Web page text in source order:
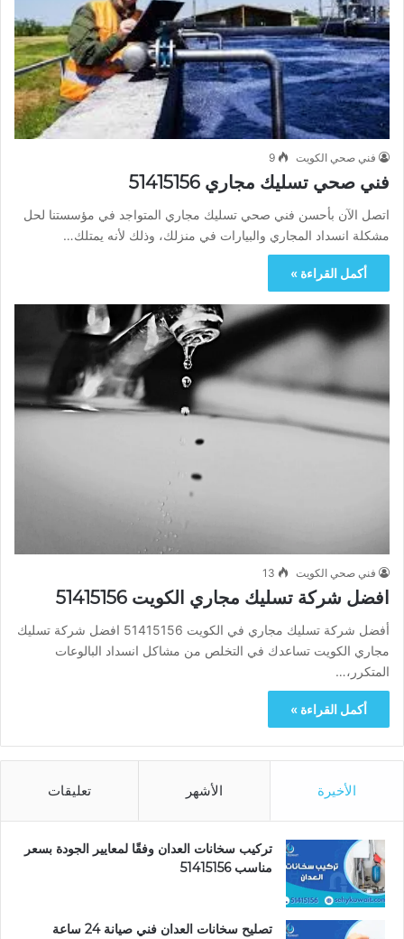
فني صحي الكويت 9
فني صحي تسليك مجاري 51415156
اتصل الآن بأحسن فني صحي تسليك مجاري المتواجد في مؤسستنا لحل
مشكلة انسداد المجاري والبيارات في منزلك، وذلك لأنه يمتلك…
أكمل القراءة »
فني صحي الكويت 13
افضل شركة تسليك مجاري الكويت 51415156
أفضل شركة تسليك مجاري في الكويت 51415156 افضل شركة تسليك
مجاري الكويت تساعدك في التخلص من مشاكل انسداد البالوعات
المتكرر،…
أكمل القراءة »
الأخيرة الأشهر تعليقات
تركيب سخانات العدان وفقًا لمعايير الجودة بسعر
مناسب 51415156
تصليح سخانات العدان فني صيانة 24 ساعة